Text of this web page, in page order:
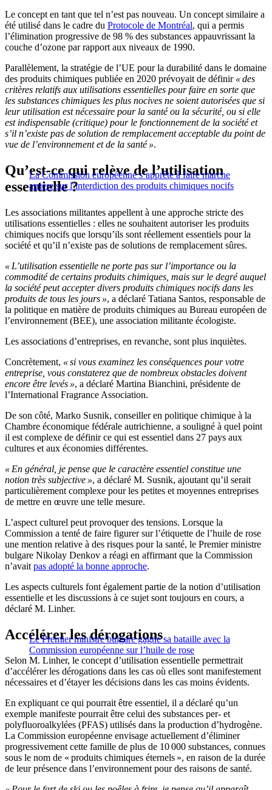
Le concept en tant que tel n’est pas nouveau. Un concept similaire a
été utilisé dans le cadre du Protocole de Montréal, qui a permis
l’élimination progressive de 98 % des substances appauvrissant la
couche d’ozone par rapport aux niveaux de 1990.
Parallèlement, la stratégie de l’UE pour la durabilité dans le domaine
des produits chimiques publiée en 2020 prévoyait de définir « des
critères relatifs aux utilisations essentielles pour faire en sorte que
les substances chimiques les plus nocives ne soient autorisées que si
leur utilisation est nécessaire pour la santé ou la sécurité, ou si elle
est indispensable (critique) pour le fonctionnement de la société et
s’il n’existe pas de solution de remplacement acceptable du point de
vue de l’environnement et de la santé ».
La Commission européenne s’apprête à faire marche
arrière sur l’interdiction des produits chimiques nocifs
Qu’est-ce qui relève de l’utilisation
essentielle ?
Les associations militantes appellent à une approche stricte des
utilisations essentielles : elles ne souhaitent autoriser les produits
chimiques nocifs que lorsqu’ils sont réellement essentiels pour la
société et qu’il n’existe pas de solutions de remplacement sûres.
« L’utilisation essentielle ne porte pas sur l’importance ou la
commodité de certains produits chimiques, mais sur le degré auquel
la société peut accepter divers produits chimiques nocifs dans les
produits de tous les jours », a déclaré Tatiana Santos, responsable de
la politique en matière de produits chimiques au Bureau européen de
l’environnement (BEE), une association militante écologiste.
Les associations d’entreprises, en revanche, sont plus inquiètes.
Concrètement, « si vous examinez les conséquences pour votre
entreprise, vous constaterez que de nombreux obstacles doivent
encore être levés », a déclaré Martina Bianchini, présidente de
l’International Fragrance Association.
De son côté, Marko Susnik, conseiller en politique chimique à la
Chambre économique fédérale autrichienne, a souligné à quel point
il est complexe de définir ce qui est essentiel dans 27 pays aux
cultures et aux économies différentes.
« En général, je pense que le caractère essentiel constitue une
notion très subjective », a déclaré M. Susnik, ajoutant qu’il serait
particulièrement complexe pour les petites et moyennes entreprises
de mettre en œuvre une telle mesure.
L’aspect culturel peut provoquer des tensions. Lorsque la
Commission a tenté de faire figurer sur l’étiquette de l’huile de rose
une mention relative à des risques pour la santé, le Premier ministre
bulgare Nikolay Denkov a réagi en affirmant que la Commission
n’avait pas adopté la bonne approche.
Les aspects culturels font également partie de la notion d’utilisation
essentielle et les discussions à ce sujet sont toujours en cours, a
déclaré M. Linher.
Le Premier ministre bulgare gagne sa bataille avec la
Commission européenne sur l’huile de rose
Accélérer les dérogations
Selon M. Linher, le concept d’utilisation essentielle permettrait
d’accélérer les dérogations dans les cas où elles sont manifestement
nécessaires et d’étayer les décisions dans les cas moins évidents.
En expliquant ce qui pourrait être essentiel, il a déclaré qu’un
exemple manifeste pourrait être celui des substances per- et
polyfluoroalkylées (PFAS) utilisés dans la production d’hydrogène.
La Commission européenne envisage actuellement d’éliminer
progressivement cette famille de plus de 10 000 substances, connues
sous le nom de « produits chimiques éternels », en raison de la durée
de leur présence dans l’environnement pour des raisons de santé.